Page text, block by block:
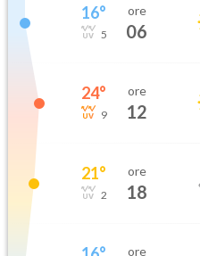
16°
5
ore
06
24°
9
ore
12
21°
2
ore
18
ore